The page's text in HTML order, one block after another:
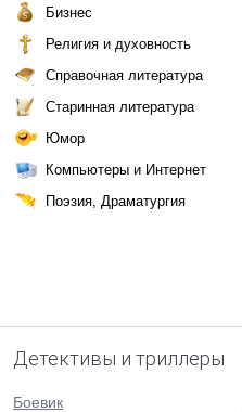
Бизнес
Религия и духовность
Справочная литература
Старинная литература
Юмор
Компьютеры и Интернет
Поэзия, Драматургия
Детективы и триллеры
Боевик